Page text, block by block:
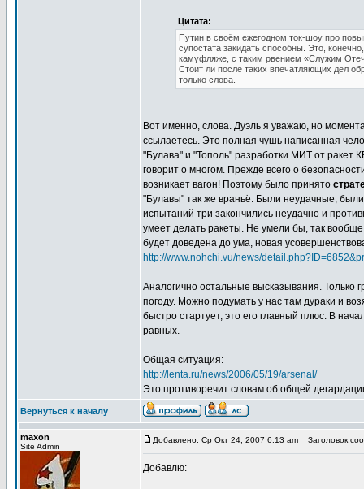
Цитата:
Путин в своём ежегодном ток-шоу про
супостата закидать способны. Это,
камуфляже, с таким рвением «Служим
Стоит ли после таких впечатляющих дел
только слова.
Вот именно, слова. Дуэль я уважаю, но
ссылаетесь. Это полная чушь написанная
"Булава" и "Тополь" разработки МИТ от ракет
говорит о многом. Прежде всего о
возникает вагон! Поэтому было принято
"Булавы" так же враньё. Были неудачные,
испытаний три закончились неудачно и
умеет делать ракеты. Не умели бы, так
будет доведена до ума, новая
http://www.nohchi.vu/news/
Аналогично остальные высказывания. Только
погоду. Можно подумать у нас там дураки и
быстро стартует, это его главный плюс. В
равных.
Общая ситуация:
http://lenta.ru/news/2006/05/19/arsenal/
Это противоречит словам об общей
Вернуться к началу
maxon
Site Admin
Добавлено: Ср Окт 24, 2007 6:13 am Заголовок
Добавлю: